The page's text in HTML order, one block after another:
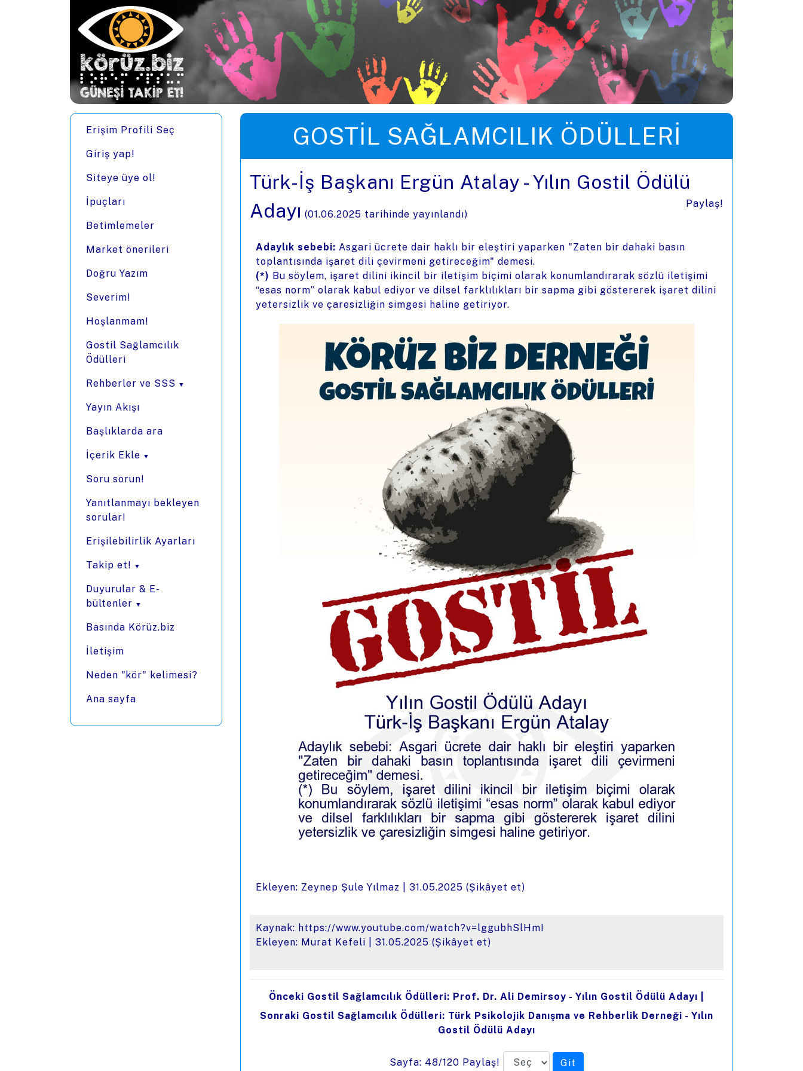
Ana içeriğe zıpla
Erişim Profili Seç
Giriş yap!
Siteye üye ol!
İpuçları
Betimlemeler
Market önerileri
Doğru Yazım
Severim!
Hoşlanmam!
Gostil Sağlamcılık
Ödülleri
Rehberler ve SSS
Yayın Akışı
Başlıklarda ara
İçerik Ekle
Soru sorun!
Yanıtlanmayı bekleyen
sorular!
Erişilebilirlik Ayarları
Takip et!
Duyurular & E-
bültenler
Basında Körüz.biz
İletişim
Neden "kör" kelimesi?
Ana sayfa
GOSTIL SAĞLAMCILIK ÖDÜLLERI
Türk-İş Başkanı Ergün Atalay - Yılın Gostil Ödülü
Adayı (01.06.2025 tarihinde yayınlandı)
Paylaş!
Adaylık sebebi: Asgari ücrete dair haklı bir eleştiri yaparken "Zaten bir dahaki basın
toplantısında işaret dili çevirmeni getireceğim" demesi.
(*) Bu söylem, işaret dilini ikincil bir iletişim biçimi olarak konumlandırarak sözlü iletişimi
“esas norm” olarak kabul ediyor ve dilsel farklılıkları bir sapma gibi göstererek işaret dilini
yetersizlik ve çaresizliğin simgesi haline getiriyor.
Ekleyen: Zeynep Şule Yılmaz | 31.05.2025 (Şikâyet et)
Kaynak: https://www.youtube.com/watch?v=lggubhSlHmI
Ekleyen: Murat Kefeli | 31.05.2025 (Şikâyet et)
Önceki Gostil Sağlamcılık Ödülleri: Prof. Dr. Ali Demirsoy - Yılın Gostil Ödülü Adayı
Sonraki Gostil Sağlamcılık Ödülleri: Türk Psikolojik Danışma ve Rehberlik Derneği - Yılın
Gostil Ödülü Adayı
Sayfa: 48/120 Paylaş!
Menüye zıpla